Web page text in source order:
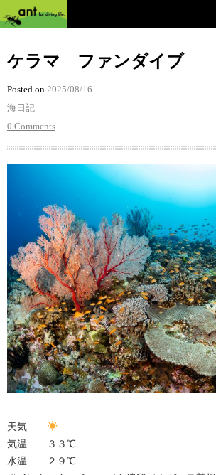
ケラマ ファンダイブ
Posted on 2025/08/16
海日記
0 Comments
天気
気温 ３３℃
水温 ２９℃